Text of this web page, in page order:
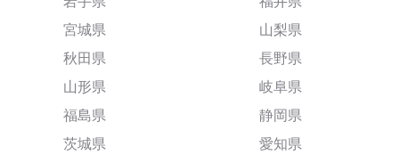
宮城県
秋田県
山形県
福島県
茨城県
山梨県
長野県
岐阜県
静岡県
愛知県